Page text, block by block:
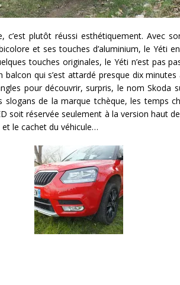
c’est plutôt réussi esthétiquement. Avec
et ses touches d’aluminium, le Yéti
touches originales, le Yéti n’est pas
qui s’est attardé presque dix
pour découvrir, surpris, le nom Skoda
slogans de la marque tchèque, les temps
soit réservée seulement à la version haut
le cachet du véhicule…